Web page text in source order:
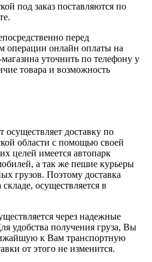
под заказ поставляются по
перед
операции онлайн оплаты на
уточнить по телефону у
товара и возможность
доставку по
области с помощью своей
целей имеется автопарк
а так же пешие курьеры
грузов. Поэтому доставка
осуществляется в
через надежные
удобства получения груза, Вы
к Вам транспортную
от этого не изменится.